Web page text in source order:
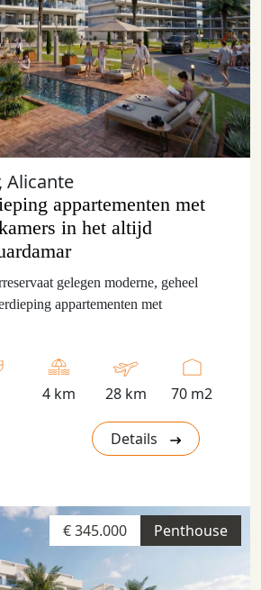
Alicante
appartementen met
in het altijd
gelegen moderne, geheel
appartementen met
4 km 28 km 70 m2
Details
Penthouse
€ 345.000